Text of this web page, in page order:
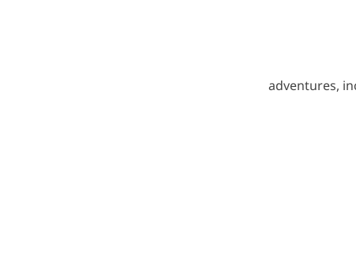
adventures,